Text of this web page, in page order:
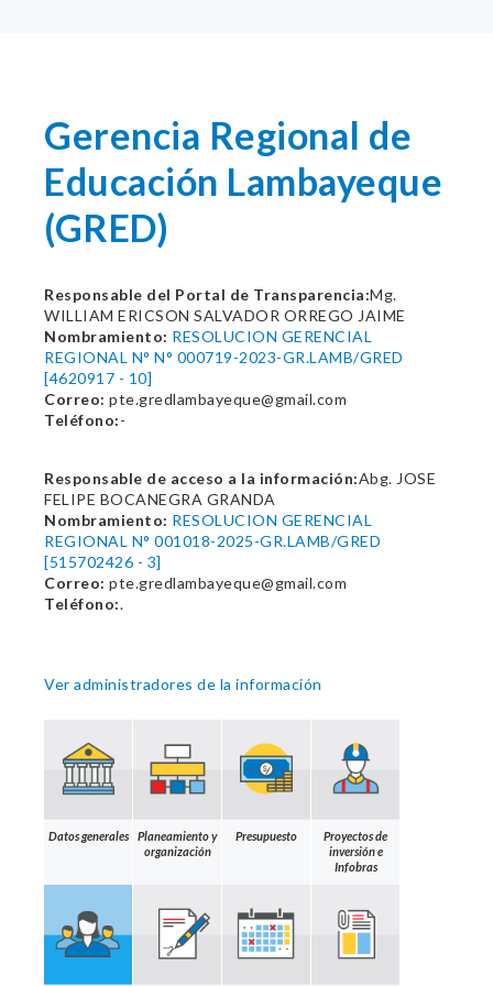
Gerencia Regional de
Educación Lambayeque
(GRED)
Responsable del Portal de Transparencia:Mg.
WILLIAM ERICSON SALVADOR ORREGO JAIME
Nombramiento: RESOLUCION GERENCIAL
REGIONAL N° N° 000719-2023-GR.LAMB/GRED
[4620917 - 10]
Correo: pte.gredlambayeque@gmail.com
Teléfono:-
Responsable de acceso a la información:Abg. JOSE
FELIPE BOCANEGRA GRANDA
Nombramiento: RESOLUCION GERENCIAL
REGIONAL N° 001018-2025-GR.LAMB/GRED
[515702426 - 3]
Correo: pte.gredlambayeque@gmail.com
Teléfono:.
Ver administradores de la información
Datos generales
Planeamiento y
organización
Presupuesto
Proyectos de
inversión e
Infobras